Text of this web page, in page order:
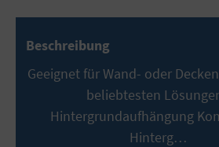
Beschreibung
Geeignet für Wand- oder
beliebtesten
Hintergrundaufhängung
Hinterg…